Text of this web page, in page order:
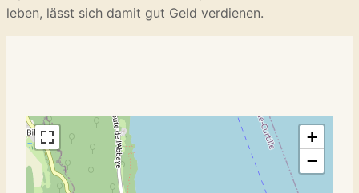
leben, lässt sich damit gut Geld verdienen.
+
−